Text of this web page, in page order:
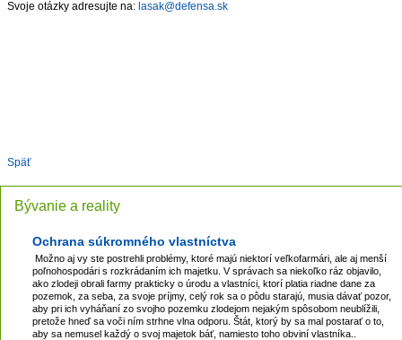
Svoje otázky adresujte na: lasak@defensa.sk
Späť
Bývanie a reality
Ochrana súkromného vlastníctva
Možno aj vy ste postrehli problémy, ktoré majú niektorí veľkofarmári, ale aj menší
poľnohospodári s rozkrádaním ich majetku. V správach sa niekoľko ráz objavilo,
ako zlodeji obrali farmy prakticky o úrodu a vlastníci, ktorí platia riadne dane za
pozemok, za seba, za svoje príjmy, celý rok sa o pôdu starajú, musia dávať pozor,
aby pri ich vyháňaní zo svojho pozemku zlodejom nejakým spôsobom neublížili,
pretože hneď sa voči ním strhne vlna odporu. Štát, ktorý by sa mal postarať o to,
aby sa nemusel každý o svoj majetok báť, namiesto toho obviní vlastníka..